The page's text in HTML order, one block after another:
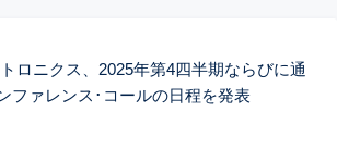
ロニクス、2025年第4四半期ならびに通
ファレンス･コールの日程を発表